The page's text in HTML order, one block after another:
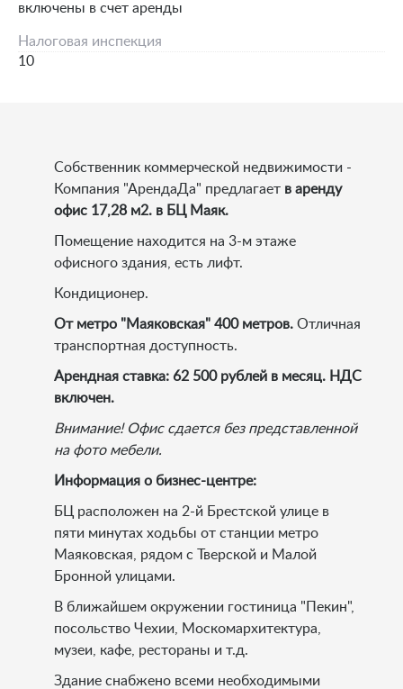
включены в счет аренды
Налоговая инспекция
10
Собственник коммерческой недвижимости -
Компания "АрендаДа" предлагает в аренду
офис 17,28 м2. в БЦ Маяк.
Помещение находится на 3-м этаже
офисного здания, есть лифт.
Кондиционер.
От метро "Маяковская" 400 метров. Отличная
транспортная доступность.
Арендная ставка: 62 500 рублей в месяц. НДС
включен.
Внимание! Офис сдается без представленной
на фото мебели.
Информация о бизнес-центре:
БЦ расположен на 2-й Брестской улице в
пяти минутах ходьбы от станции метро
Маяковская, рядом с Тверской и Малой
Бронной улицами.
В ближайшем окружении гостиница "Пекин",
посольство Чехии, Москомархитектура,
музеи, кафе, рестораны и т.д.
Здание снабжено всеми необходимыми